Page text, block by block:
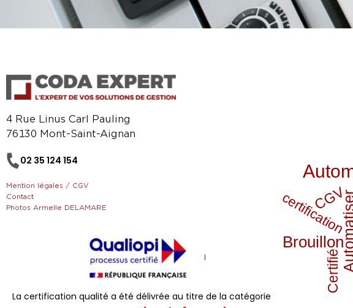
4 Rue Linus Carl Pauling
76130 Mont-Saint-Aignan
02 35 124 154
Mention légales / CGV
Contact
Photos Armelle DELAMARE
La certification qualité a été délivrée au titre de la catégorie
Brouillon
certification
Certifié
CGV